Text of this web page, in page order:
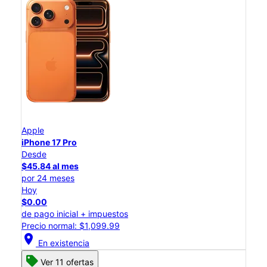
Apple
iPhone 17 Pro
Desde
$45.84 al mes
por 24 meses
Hoy
$0.00
de pago inicial + impuestos
Precio normal: $1,099.99
location_on En existencia
Ver 11 ofertas